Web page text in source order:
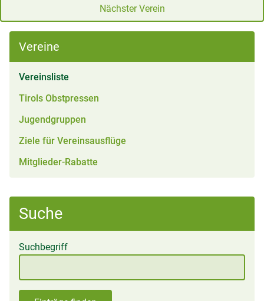
Vereine
Vereinsliste
Tirols Obstpressen
Jugendgruppen
Ziele für Vereinsausflüge
Mitglieder-Rabatte
Suche
Suchbegriff
Nächster Verein